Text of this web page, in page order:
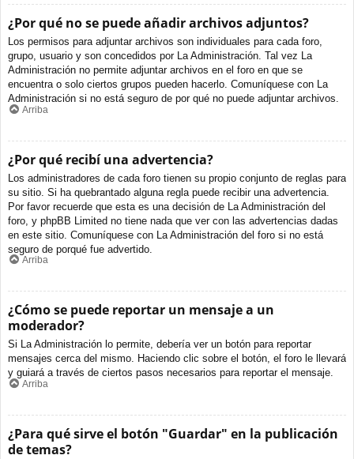
¿Por qué no se puede añadir archivos adjuntos?
Los permisos para adjuntar archivos son individuales para cada foro,
grupo, usuario y son concedidos por La Administración. Tal vez La
Administración no permite adjuntar archivos en el foro en que se
encuentra o solo ciertos grupos pueden hacerlo. Comuníquese con La
Administración si no está seguro de por qué no puede adjuntar archivos.
Arriba
¿Por qué recibí una advertencia?
Los administradores de cada foro tienen su propio conjunto de reglas para
su sitio. Si ha quebrantado alguna regla puede recibir una advertencia.
Por favor recuerde que esta es una decisión de La Administración del
foro, y phpBB Limited no tiene nada que ver con las advertencias dadas
en este sitio. Comuníquese con La Administración del foro si no está
seguro de porqué fue advertido.
Arriba
¿Cómo se puede reportar un mensaje a un
moderador?
Si La Administración lo permite, debería ver un botón para reportar
mensajes cerca del mismo. Haciendo clic sobre el botón, el foro le llevará
y guiará a través de ciertos pasos necesarios para reportar el mensaje.
Arriba
¿Para qué sirve el botón "Guardar" en la publicación
de temas?